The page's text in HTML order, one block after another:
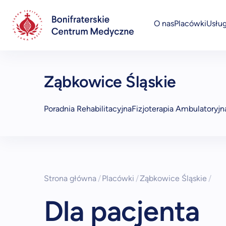
O nasPlacówki
Ząbkowice Śląskie
Poradnia RehabilitacyjnaFizjoterapia
Strona główna /Placówki /Ząbkowice Śląskie /
Dla pacjenta